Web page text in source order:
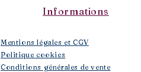
Informations
Mentions légales et CGV
Politique cookies
Conditions générales de vente